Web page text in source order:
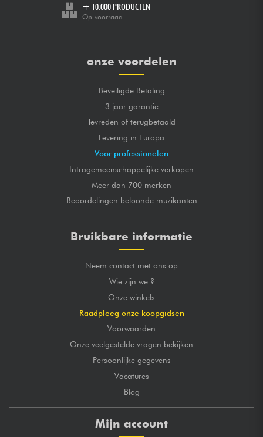
+ 10.000 PRODUCTEN
Op voorraad
onze voordelen
Beveiligde Betaling
3 jaar garantie
Tevreden of terugbetaald
Levering in Europa
Voor professionelen
Intragemeenschappelijke verkopen
Meer dan 700 merken
Beoordelingen beloonde muzikanten
Bruikbare informatie
Neem contact met ons op
Wie zijn we ?
Onze winkels
Raadpleeg onze koopgidsen
Voorwaarden
Onze veelgestelde vragen bekijken
Persoonlijke gegevens
Vacatures
Blog
Mijn account